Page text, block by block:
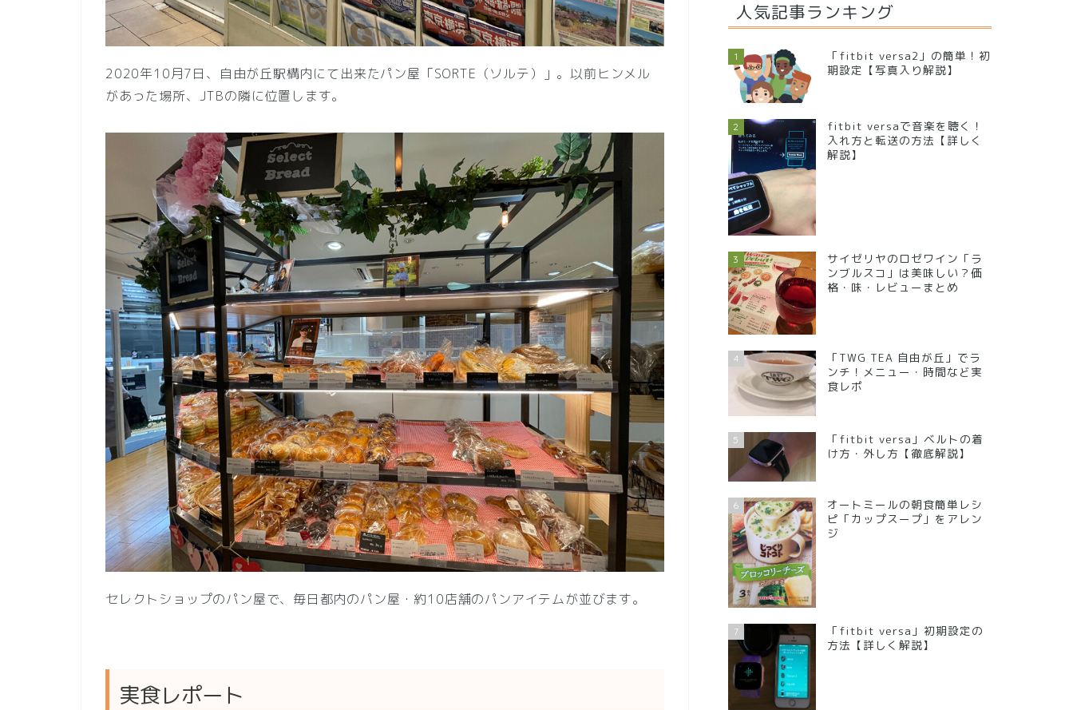
2020年10月7日、自由が丘駅構内にて出来たパン屋「SORTE（ソルテ）」。以前ヒンメル
があった場所、JTBの隣に位置します。
セレクトショップのパン屋で、毎日都内のパン屋・約10店舗のパンアイテムが並びます。
実食レポート
人気記事ランキング
1
「fitbit versa2」の簡単！初
期設定【写真入り解説】
2
fitbit versaで音楽を聴く！
入れ方と転送の方法【詳しく
解説】
3
サイゼリヤのロゼワイン「ラ
ンブルスコ」は美味しい？価
格・味・レビューまとめ
4
「TWG TEA 自由が丘」でラ
ンチ！メニュー・時間など実
食レポ
5
「fitbit versa」ベルトの着
け方・外し方【徹底解説】
6
オートミールの朝食簡単レシ
ピ「カップスープ」をアレン
ジ
7
「fitbit versa」初期設定の
方法【詳しく解説】